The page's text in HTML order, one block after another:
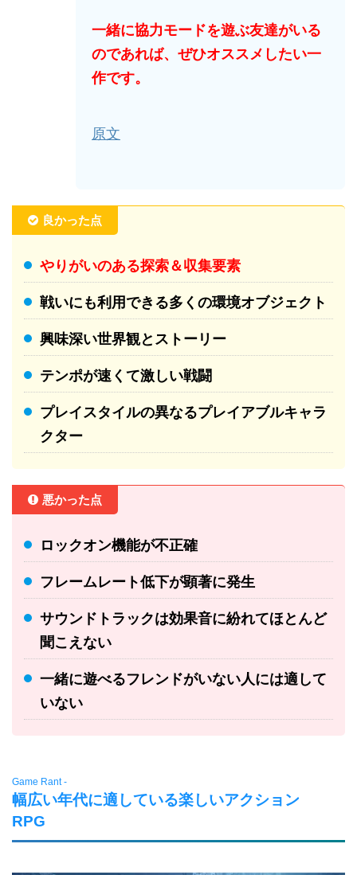
一緒に協力モードを遊ぶ友達がいる
のであれば、ぜひオススメしたい一
作です。
原文
良かった点
やりがいのある探索＆収集要素
戦いにも利用できる多くの環境オブジェクト
興味深い世界観とストーリー
テンポが速くて激しい戦闘
プレイスタイルの異なるプレイアブルキャラ
クター
悪かった点
ロックオン機能が不正確
フレームレート低下が顕著に発生
サウンドトラックは効果音に紛れてほとんど
聞こえない
一緒に遊べるフレンドがいない人には適して
いない
Game Rant -
幅広い年代に適している楽しいアクション
RPG